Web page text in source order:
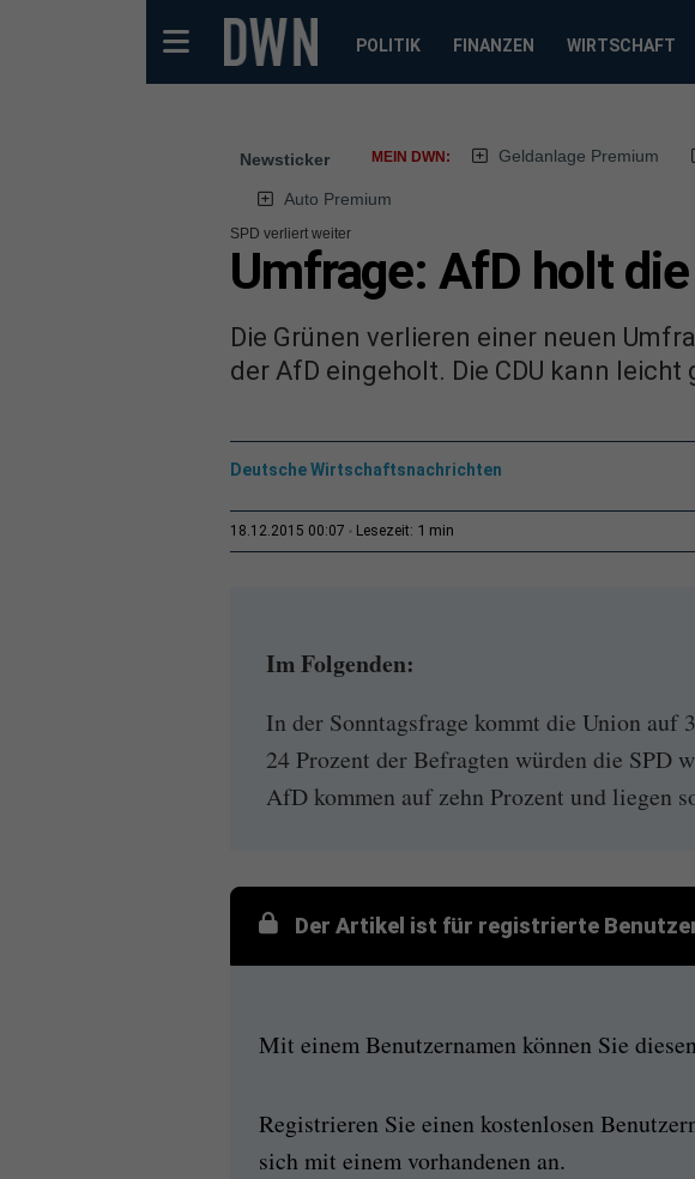
POLITIK FINANZEN WIRTSCHAFT
Newsticker MEIN DWN: Geldanlage Premium
Auto Premium
SPD verliert weiter
Umfrage: AfD holt
Die Grünen verlieren einer neuen
der AfD eingeholt. Die CDU kann leicht
Deutsche Wirtschaftsnachrichten
18.12.2015 00:07 Lesezeit: 1 min
Im Folgenden:
In der Sonntagsfrage kommt die Union auf
24 Prozent der Befragten würden die SPD
AfD kommen auf zehn Prozent und liegen
Der Artikel ist für registrierte
Mit einem Benutzernamen können Sie
Registrieren Sie einen kostenlosen
sich mit einem vorhandenen an.